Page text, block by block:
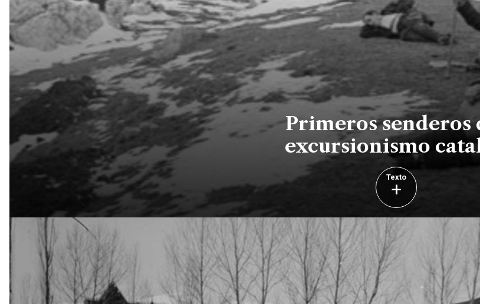
Primeros senderos
excursionismo
Texto
+